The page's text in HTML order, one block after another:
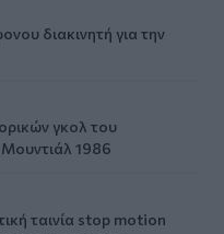
διακινητή για την
γκολ του
1986
ταινία stop motion